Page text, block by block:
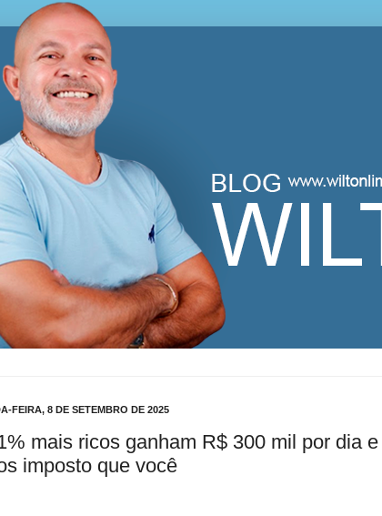
Wilton Lima
FEIRA, 8 DE SETEMBRO DE 2025
mais ricos ganham R$ 300 mil por dia
imposto que você